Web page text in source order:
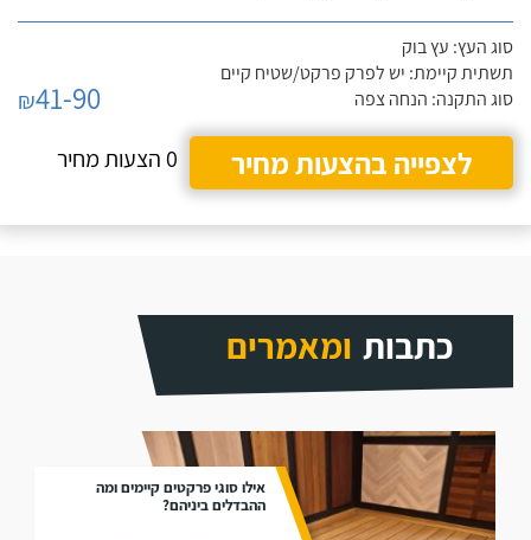
סוג העץ: עץ בוק
תשתית קיימת: יש לפרק פרקט/שטיח קיים
סוג התקנה: הנחה צפה
₪41-90
לצפייה בהצעות מחיר
0 הצעות מחיר
כתבות ומאמרים
אילו סוגי פרקטים קיימים ומה
ההבדלים ביניהם?